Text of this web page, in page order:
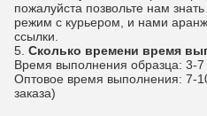
пожалуйста позвольте нам
режим с курьером, и нами
ссылки.
5. Сколько времени время
Время выполнения образца: 3-7
Оптовое время выполнения: 7-
заказа)